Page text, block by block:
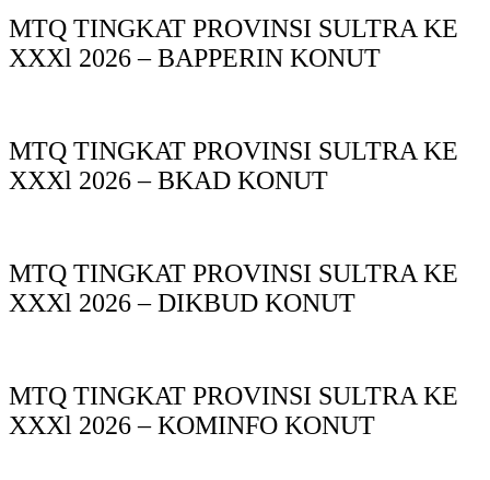
MTQ TINGKAT PROVINSI SULTRA KE
XXXl 2026 – BAPPERIN KONUT
MTQ TINGKAT PROVINSI SULTRA KE
XXXl 2026 – BKAD KONUT
MTQ TINGKAT PROVINSI SULTRA KE
XXXl 2026 – DIKBUD KONUT
MTQ TINGKAT PROVINSI SULTRA KE
XXXl 2026 – KOMINFO KONUT